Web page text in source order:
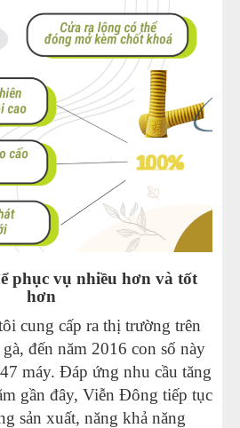
phục vụ nhiều hơn và tốt
hơn
cung cấp ra thị trường trên
, đến năm 2016 con số này
máy. Đáp ứng nhu cầu tăng
gần đây, Viễn Đông tiếp tục
sản xuất, năng khả năng